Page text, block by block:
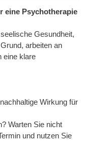
eine Psychotherapie
Gesundheit,
arbeiten an
eine klare
Wirkung für
Warten Sie nicht
und nutzen Sie